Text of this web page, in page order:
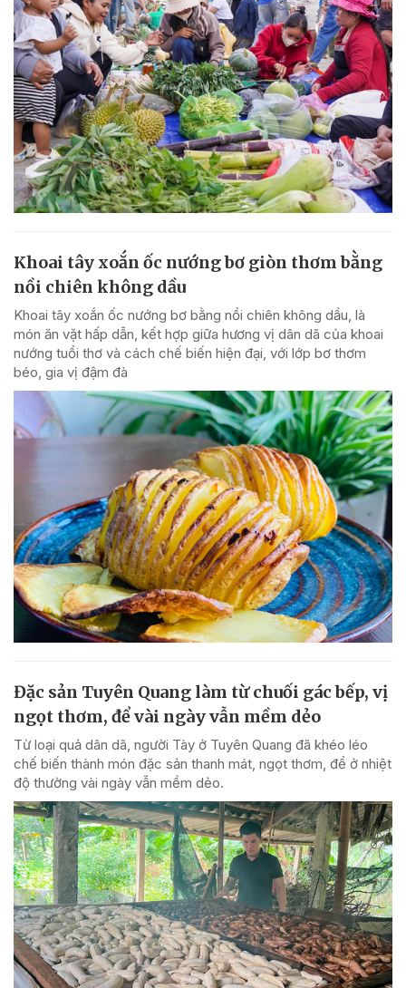
Khoai tây xoắn ốc nướng bơ giòn thơm bằng
nồi chiên không dầu
Khoai tây xoắn ốc nướng bơ bằng nồi chiên không dầu, là
món ăn vặt hấp dẫn, kết hợp giữa hương vị dân dã của khoai
nướng tuổi thơ và cách chế biến hiện đại, với lớp bơ thơm
béo, gia vị đậm đà
Đặc sản Tuyên Quang làm từ chuối gác bếp, vị
ngọt thơm, để vài ngày vẫn mềm dẻo
Từ loại quả dân dã, người Tày ở Tuyên Quang đã khéo léo
chế biến thành món đặc sản thanh mát, ngọt thơm, để ở nhiệt
độ thường vài ngày vẫn mềm dẻo.